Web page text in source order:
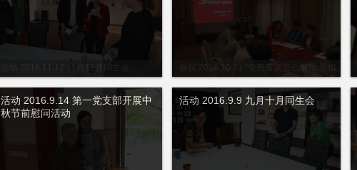
活动 2016.11.12 11月12月同生会
会议 2016.10.21 “党费应该怎么缴”专题组
活动 2016.9.14 第一党支部开展中
秋节前慰问活动
活动 2016.9.9 九月十月同生会